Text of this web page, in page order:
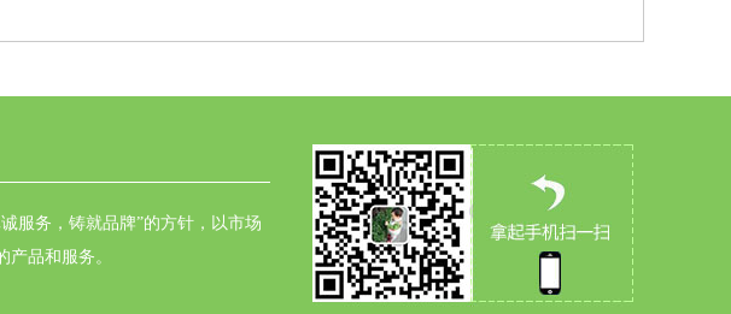
服务，铸就品牌”的方针，以市场
产品和服务。